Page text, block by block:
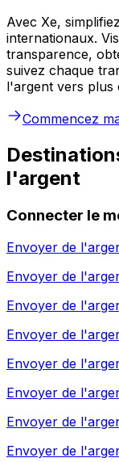
Avec Xe,
internationaux.
transparence,
suivez chaque
l'argent vers plus
Commencez
l'argent
Connecter le
Envoyer de
Envoyer de
Envoyer de
Envoyer de
Envoyer de
Envoyer de
Envoyer de
Envoyer de